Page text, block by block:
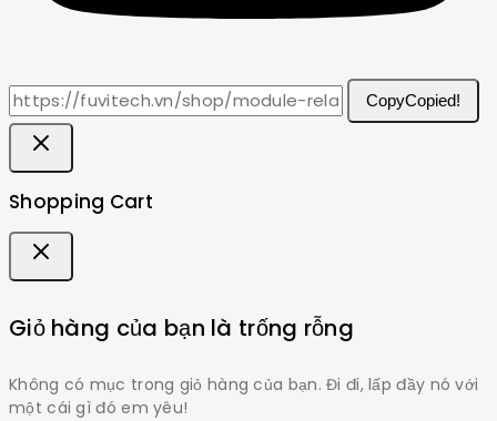
CopyCopied!
Shopping Cart
Giỏ hàng của bạn là trống rỗng
Không có mục trong giỏ hàng của bạn. Đi đi, lấp đầy nó với
một cái gì đó em yêu!